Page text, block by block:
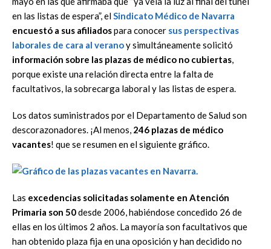
en las listas de espera”, elSindicato Médico de Navarra
encuestó a sus afiliadospara conocer sus perspectivas
laborales de cara al veranoy simultáneamente solicitó
información sobre las plazas de médico no cubiertas,
porque existe una relación directa entre la falta de
facultativos, la sobrecarga laboral y las listas de espera.
Los datos suministrados por el Departamento de Salud son
descorazonadores. ¡Al menos, 246 plazas de médico
vacantes! que se resumen en el siguiente gráfico.
Las excedencias solicitadas solamente en Atención
Primaria son 50desde 2006, habiéndose concedido 26 de
ellas en los últimos 2 años. La mayoría son facultativos que
han obtenido plaza fija en una oposición y han decidido no